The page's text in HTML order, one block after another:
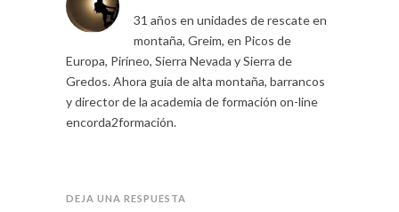
31 años en unidades de rescate en
montaña, Greim, en Picos de
Europa, Pirineo, Sierra Nevada y Sierra de
Gredos. Ahora guía de alta montaña, barrancos
y director de la academia de formación on-line
encorda2formación.
DEJA UNA RESPUESTA